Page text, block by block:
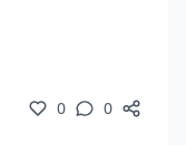
0 0